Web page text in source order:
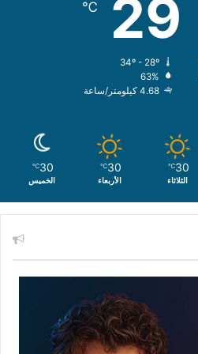
29
℃
63%
4.68 كيلومتر/ساعة
30
℃
الثلاثاء
30
℃
الأربعاء
30
℃
الخميس